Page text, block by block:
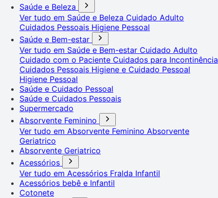
Saúde e Beleza
Ver tudo em Saúde e Beleza Cuidado Adulto
Cuidados Pessoais Higiene Pessoal
Saúde e Bem-estar
Ver tudo em Saúde e Bem-estar Cuidado Adulto
Cuidado com o Paciente Cuidados para Incontinência
Cuidados Pessoais Higiene e Cuidado Pessoal
Higiene Pessoal
Saúde e Cuidado Pessoal
Saúde e Cuidados Pessoais
Supermercado
Absorvente Feminino
Ver tudo em Absorvente Feminino Absorvente
Geriatrico
Absorvente Geriatrico
Acessórios
Ver tudo em Acessórios Fralda Infantil
Acessórios bebê e Infantil
Cotonete